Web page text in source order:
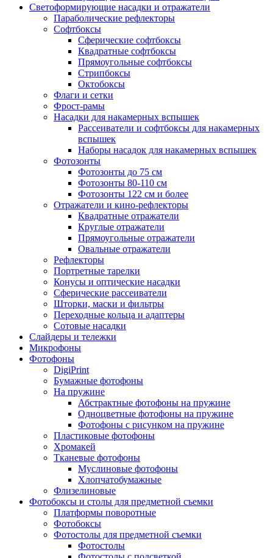
Светоформирующие насадки и отражатели
Параболические рефлекторы
Софтбоксы
Сферические софтбоксы
Квадратные софтбоксы
Прямоугольные софтбоксы
Стрипбоксы
Октобоксы
Флаги и сетки
Фрост-рамы
Насадки для накамерных вспышек
Рассеиватели и софтбоксы для накамерных
вспышек
Наборы насадок для накамерных вспышек
Фотозонты
Фотозонты до 75 см
Фотозонты 80-110 см
Фотозонты 122 см и более
Отражатели и кино-рефлекторы
Квадратные отражатели
Круглые отражатели
Прямоугольные отражатели
Овальные отражатели
Рефлекторы
Портретные тарелки
Конусы и оптические насадки
Сферические рассеиватели
Шторки, маски и фильтры
Переходные кольца и адаптеры
Сотовые насадки
Слайдеры и тележки
Микрофоны
Фотофоны
DigiPrint
Бумажные фотофоны
На пружине
Абстрактные фотофоны на пружине
Одноцветные фотофоны на пружине
Фотофоны с рисунком на пружине
Пластиковые фотофоны
Хромакей
Тканевые фотофоны
Муслиновые фотофоны
Хлопчатобумажные
Флизелиновые
Фотобоксы и столы для предметной съемки
Платформы поворотные
Фотобоксы
Фотостолы для предметной съемки
Фотостолы